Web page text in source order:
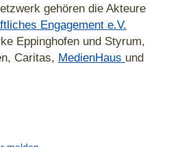
gehören die Akteure
Engagement e.V.
Eppinghofen und Styrum,
Caritas, MedienHaus und